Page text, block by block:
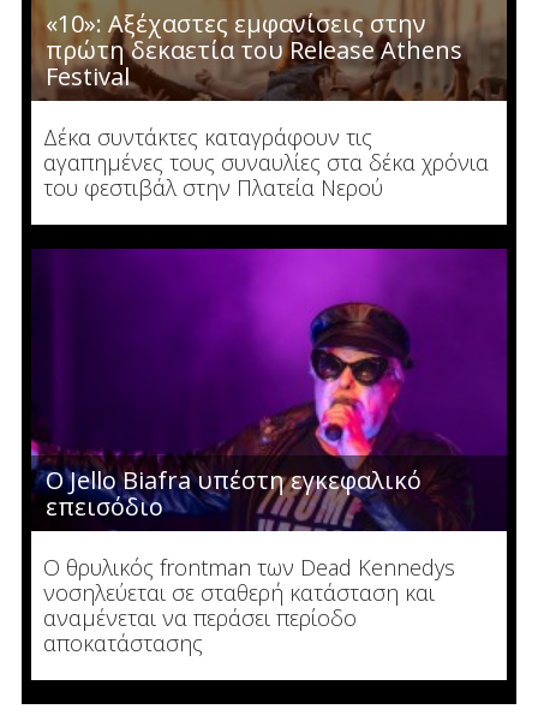
«10»: Αξέχαστες εμφανίσεις στην
πρώτη δεκαετία του Release Athens
Festival
Δέκα συντάκτες καταγράφουν τις
αγαπημένες τους συναυλίες στα δέκα χρόνια
του φεστιβάλ στην Πλατεία Νερού
Ο Jello Biafra υπέστη εγκεφαλικό
επεισόδιο
Ο θρυλικός frontman των Dead Kennedys
νοσηλεύεται σε σταθερή κατάσταση και
αναμένεται να περάσει περίοδο
αποκατάστασης